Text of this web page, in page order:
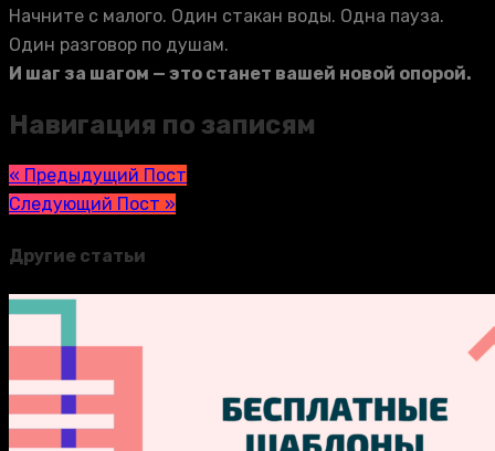
Начните с малого. Один стакан воды. Одна пауза.
Один разговор по душам.
И шаг за шагом — это станет вашей новой опорой.
Навигация по записям
« Предыдущий Пост
Следующий Пост »
Другие статьи